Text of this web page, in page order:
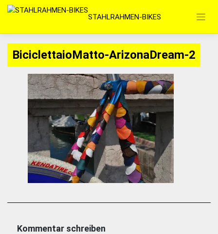
Zum
springen
STAHLRAHMEN-BIKES
BiciclettaioMatto-ArizonaDream-2
Kommentar schreiben